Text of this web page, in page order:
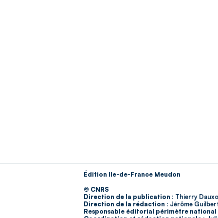
Édition Ile-de-France Meudon
© CNRS
Direction de la publication : Thierry
Direction de la rédaction : Jérôme
Responsable éditorial périmètre national